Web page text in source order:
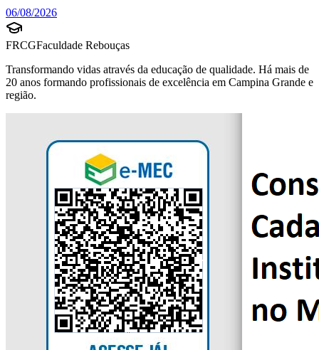
06/08/2026
FRCGFaculdade Rebouças
Transformando vidas através da educação de qualidade. Há mais de
20 anos formando profissionais de excelência em Campina Grande e
região.